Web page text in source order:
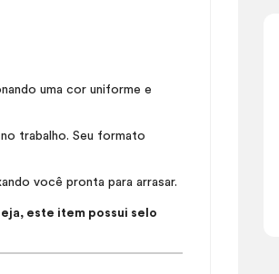
uma cor uniforme e
trabalho. Seu formato
você pronta para arrasar.
este item possui selo